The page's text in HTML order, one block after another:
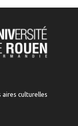
aires culturelles